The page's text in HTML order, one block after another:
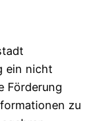
ein nicht
Förderung
zu